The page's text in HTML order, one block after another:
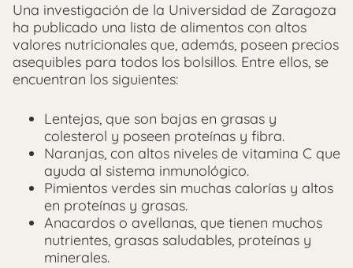
Una investigación de la Universidad de Zaragoza
ha publicado una lista de alimentos con altos
valores nutricionales que, además, poseen precios
asequibles para todos los bolsillos. Entre ellos, se
encuentran los siguientes:
Lentejas, que son bajas en grasas y
colesterol y poseen proteínas y fibra.
Naranjas, con altos niveles de vitamina C que
ayuda al sistema inmunológico.
Pimientos verdes sin muchas calorías y altos
en proteínas y grasas.
Anacardos o avellanas, que tienen muchos
nutrientes, grasas saludables, proteínas y
minerales.